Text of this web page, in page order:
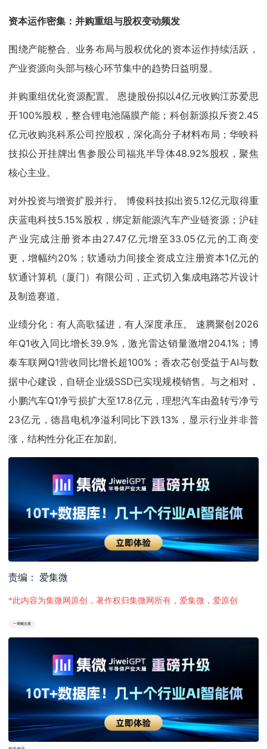
资本运作密集：并购重组与股权变动频发
围绕产能整合、业务布局与股权优化的资本运作持续活跃，
产业资源向头部与核心环节集中的趋势日益明显。
并购重组优化资源配置。 恩捷股份拟以4亿元收购江苏爱思
开100%股权，整合锂电池隔膜产能；科创新源拟斥资2.45
亿元收购兆科系公司控股权，深化高分子材料布局；华映科
技拟公开挂牌出售参股公司福兆半导体48.92%股权，聚焦
核心主业。
对外投资与增资扩股并行。 博俊科技拟出资5.12亿元取得重
庆蓝电科技5.15%股权，绑定新能源汽车产业链资源；沪硅
产业完成注册资本由27.47亿元增至33.05亿元的工商变
更，增幅约20%；软通动力间接全资成立注册资本1亿元的
软通计算机（厦门）有限公司，正式切入集成电路芯片设计
及制造赛道。
业绩分化：有人高歌猛进，有人深度承压。 速腾聚创2026
年Q1收入同比增长39.9%，激光雷达销量激增204.1%；博
泰车联网Q1营收同比增长超100%；香农芯创受益于AI与数
据中心建设，自研企业级SSD已实现规模销售。与之相对，
小鹏汽车Q1净亏损扩大至17.8亿元，理想汽车由盈转亏净亏
23亿元，德昌电机净溢利同比下跌13%，显示行业并非普
涨，结构性分化正在加剧。
责编： 爱集微
*此内容为集微网原创，著作权归集微网所有，爱集微，爱原创
一周概念股